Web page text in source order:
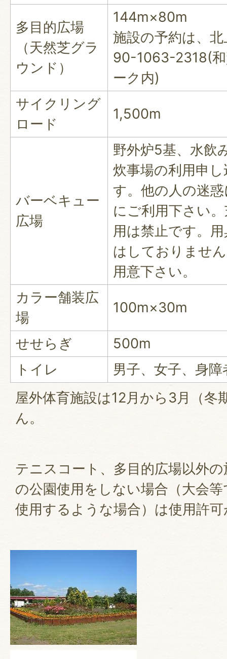
多目的広場
（天然芝グラ
ウンド）
144m×80m
施設の予約は、
90-1063-2318(
ーク内)
サイクリング
ロード
1,500m
バーベキュー
広場
野外炉5基、水飲
炊事場の利用申
す。他の人の迷
にご利用下さい
用は禁止です。
はしておりませ
用意下さい。
カラー舗装広
場
100m×30m
せせらぎ
500m
トイレ
男子、女子、身
屋外体育施設は12月から3月（冬
ん。
テニスコート、多目的広場以外
の公園使用をしない場合（大会
使用するような場合）は使用許